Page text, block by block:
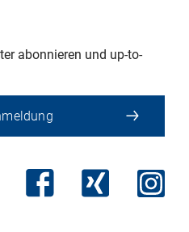
abonnieren und up-to-